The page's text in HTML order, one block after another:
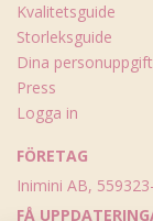
Kvalitetsguide
Storleksguide
Dina
Press
Logga in
FÖRETAG
Inimini AB,
FÅ